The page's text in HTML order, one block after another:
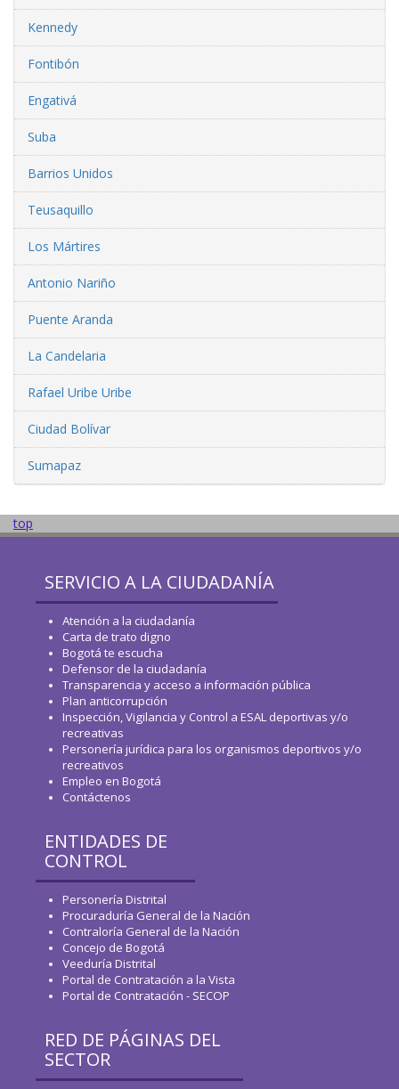
Kennedy
Fontibón
Engativá
Suba
Barrios Unidos
Teusaquillo
Los Mártires
Antonio Nariño
Puente Aranda
La Candelaria
Rafael Uribe Uribe
Ciudad Bolívar
Sumapaz
top
SERVICIO A LA CIUDADANÍA
Atención a la ciudadanía
Carta de trato digno
Bogotá te escucha
Defensor de la ciudadanía
Transparencia y acceso a información pública
Plan anticorrupción
Inspección, Vigilancia y Control a ESAL deportivas y/o
recreativas
Personería jurídica para los organismos deportivos y/o
recreativos
Empleo en Bogotá
Contáctenos
ENTIDADES DE
CONTROL
Personería Distrital
Procuraduría General de la Nación
Contraloría General de la Nación
Concejo de Bogotá
Veeduría Distrital
Portal de Contratación a la Vista
Portal de Contratación - SECOP
RED DE PÁGINAS DEL
SECTOR